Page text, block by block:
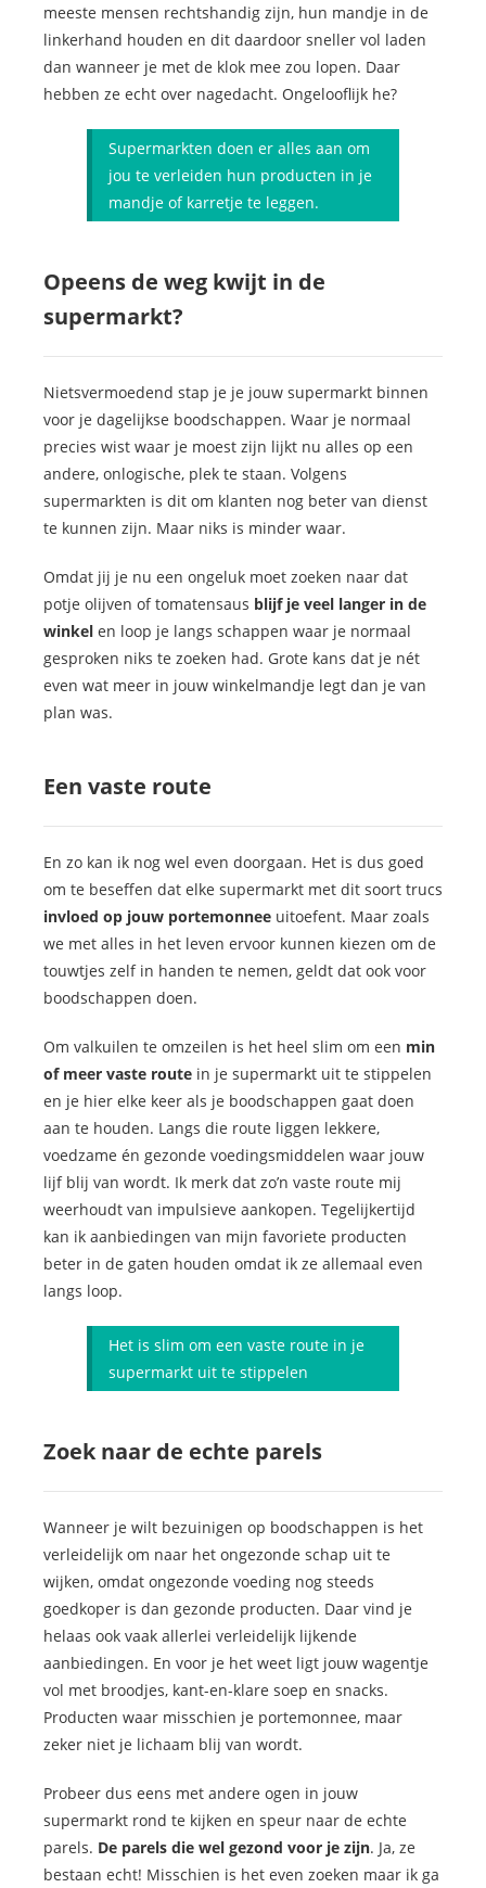
meeste mensen rechtshandig zijn, hun mandje in de
linkerhand houden en dit daardoor sneller vol laden
dan wanneer je met de klok mee zou lopen. Daar
hebben ze echt over nagedacht. Ongelooflijk he?
Supermarkten doen er alles aan om
jou te verleiden hun producten in je
mandje of karretje te leggen.
Opeens de weg kwijt in de
supermarkt?
Nietsvermoedend stap je je jouw supermarkt binnen
voor je dagelijkse boodschappen. Waar je normaal
precies wist waar je moest zijn lijkt nu alles op een
andere, onlogische, plek te staan. Volgens
supermarkten is dit om klanten nog beter van dienst
te kunnen zijn. Maar niks is minder waar.
Omdat jij je nu een ongeluk moet zoeken naar dat
potje olijven of tomatensaus blijf je veel langer in de
winkel en loop je langs schappen waar je normaal
gesproken niks te zoeken had. Grote kans dat je nét
even wat meer in jouw winkelmandje legt dan je van
plan was.
Een vaste route
En zo kan ik nog wel even doorgaan. Het is dus goed
om te beseffen dat elke supermarkt met dit soort trucs
invloed op jouw portemonnee uitoefent. Maar zoals
we met alles in het leven ervoor kunnen kiezen om de
touwtjes zelf in handen te nemen, geldt dat ook voor
boodschappen doen.
Om valkuilen te omzeilen is het heel slim om een min
of meer vaste route in je supermarkt uit te stippelen
en je hier elke keer als je boodschappen gaat doen
aan te houden. Langs die route liggen lekkere,
voedzame én gezonde voedingsmiddelen waar jouw
lijf blij van wordt. Ik merk dat zo’n vaste route mij
weerhoudt van impulsieve aankopen. Tegelijkertijd
kan ik aanbiedingen van mijn favoriete producten
beter in de gaten houden omdat ik ze allemaal even
langs loop.
Het is slim om een vaste route in je
supermarkt uit te stippelen
Zoek naar de echte parels
Wanneer je wilt bezuinigen op boodschappen is het
verleidelijk om naar het ongezonde schap uit te
wijken, omdat ongezonde voeding nog steeds
goedkoper is dan gezonde producten. Daar vind je
helaas ook vaak allerlei verleidelijk lijkende
aanbiedingen. En voor je het weet ligt jouw wagentje
vol met broodjes, kant-en-klare soep en snacks.
Producten waar misschien je portemonnee, maar
zeker niet je lichaam blij van wordt.
Probeer dus eens met andere ogen in jouw
supermarkt rond te kijken en speur naar de echte
parels. De parels die wel gezond voor je zijn. Ja, ze
bestaan echt! Misschien is het even zoeken maar ik ga